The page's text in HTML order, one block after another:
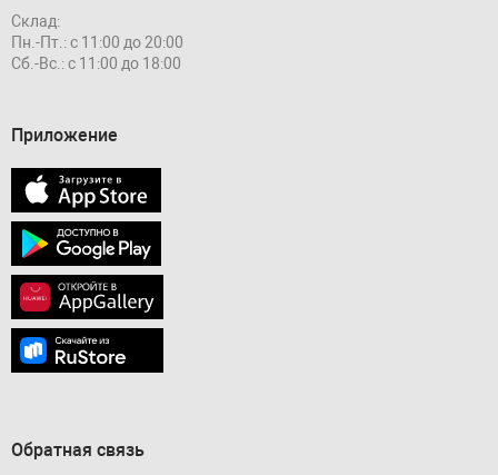
Склад:
Пн.-Пт.: с 11:00 до 20:00
Сб.-Вс.: с 11:00 до 18:00
Приложение
Обратная связь